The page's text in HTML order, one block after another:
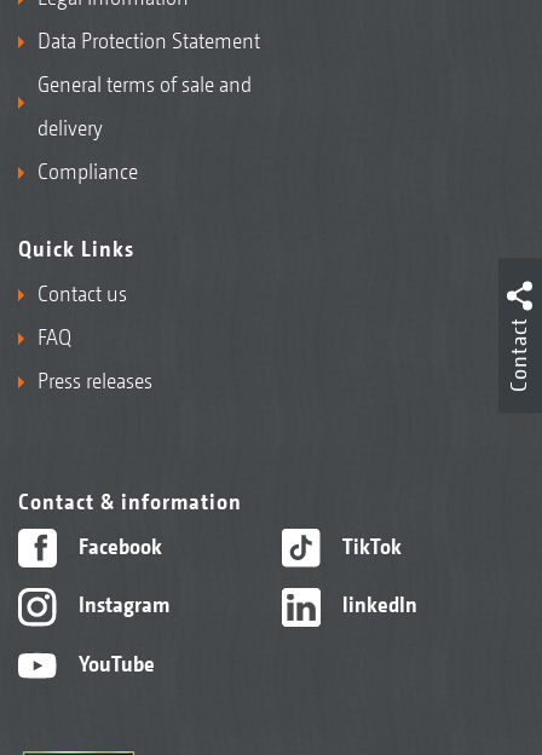
Data Protection Statement
General terms of sale and
delivery
Compliance
Quick Links
Contact us
FAQ
Press releases
Contact & information
Facebook
Instagram
YouTube
TikTok
linkedIn
Contact